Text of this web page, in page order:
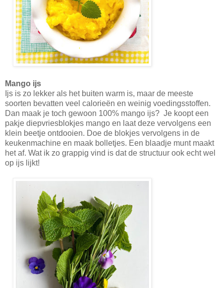
Mango ijs
Ijs is zo lekker als het buiten warm is, maar de meeste
soorten bevatten veel calorieën en weinig voedingsstoffen.
Dan maak je toch gewoon 100% mango ijs? Je koopt een
pakje diepvriesblokjes mango en laat deze vervolgens een
klein beetje ontdooien. Doe de blokjes vervolgens in de
keukenmachine en maak bolletjes. Een blaadje munt maakt
het af. Wat ik zo grappig vind is dat de structuur ook echt wel
op ijs lijkt!